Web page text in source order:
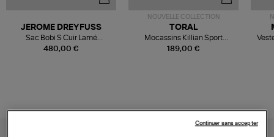
480,00 €
JEROME DREYFUSS
Sac Bobi S Cuir Lamé
Champagne
NOUVELLE COLLECTION
189,00 €
TORAL
Mocassins Killian Sport
Mousse
Continuer sans accepter